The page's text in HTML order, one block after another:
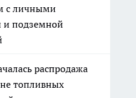
с личными
и подземной
распродажа
топливных